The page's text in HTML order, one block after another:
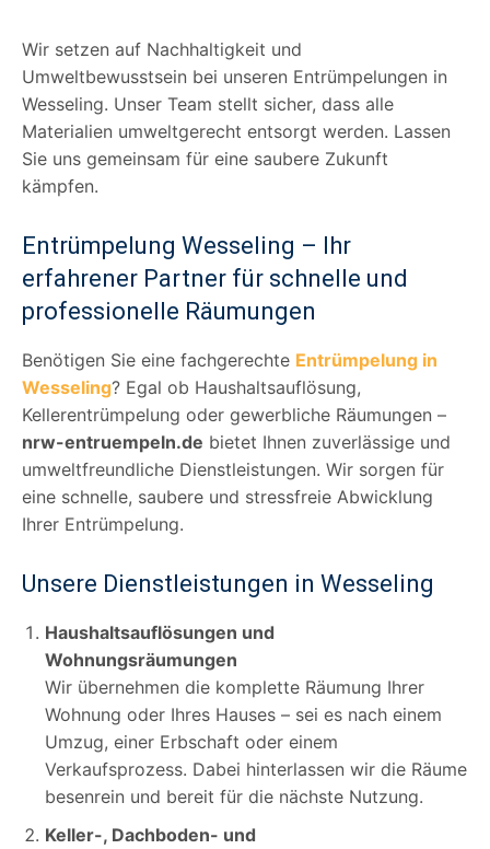
Wir setzen auf Nachhaltigkeit und
Umweltbewusstsein bei unseren Entrümpelungen in
Wesseling. Unser Team stellt sicher, dass alle
Materialien umweltgerecht entsorgt werden. Lassen
Sie uns gemeinsam für eine saubere Zukunft
kämpfen.
Entrümpelung Wesseling – Ihr
erfahrener Partner für schnelle und
professionelle Räumungen
Benötigen Sie eine fachgerechte Entrümpelung in
Wesseling? Egal ob Haushaltsauflösung,
Kellerentrümpelung oder gewerbliche Räumungen –
nrw-entruempeln.de bietet Ihnen zuverlässige und
umweltfreundliche Dienstleistungen. Wir sorgen für
eine schnelle, saubere und stressfreie Abwicklung
Ihrer Entrümpelung.
Unsere Dienstleistungen in Wesseling
Haushaltsauflösungen und
Wohnungsräumungen
Wir übernehmen die komplette Räumung Ihrer
Wohnung oder Ihres Hauses – sei es nach einem
Umzug, einer Erbschaft oder einem
Verkaufsprozess. Dabei hinterlassen wir die Räume
besenrein und bereit für die nächste Nutzung.
Keller-, Dachboden- und